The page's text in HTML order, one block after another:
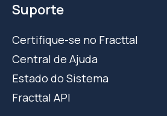
Suporte
Certifique-se no Fracttal
Central de Ajuda
Estado do Sistema
Fracttal API